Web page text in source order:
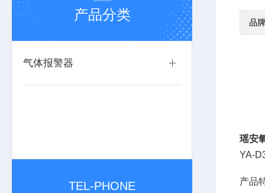
产品分类
气体报警器
TEL-PHONE
品牌
瑶安
YA-
产品